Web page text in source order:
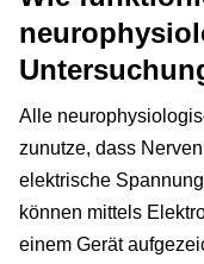
Alle
zunutze, dass
elektrische
können mittels
einem Gerät